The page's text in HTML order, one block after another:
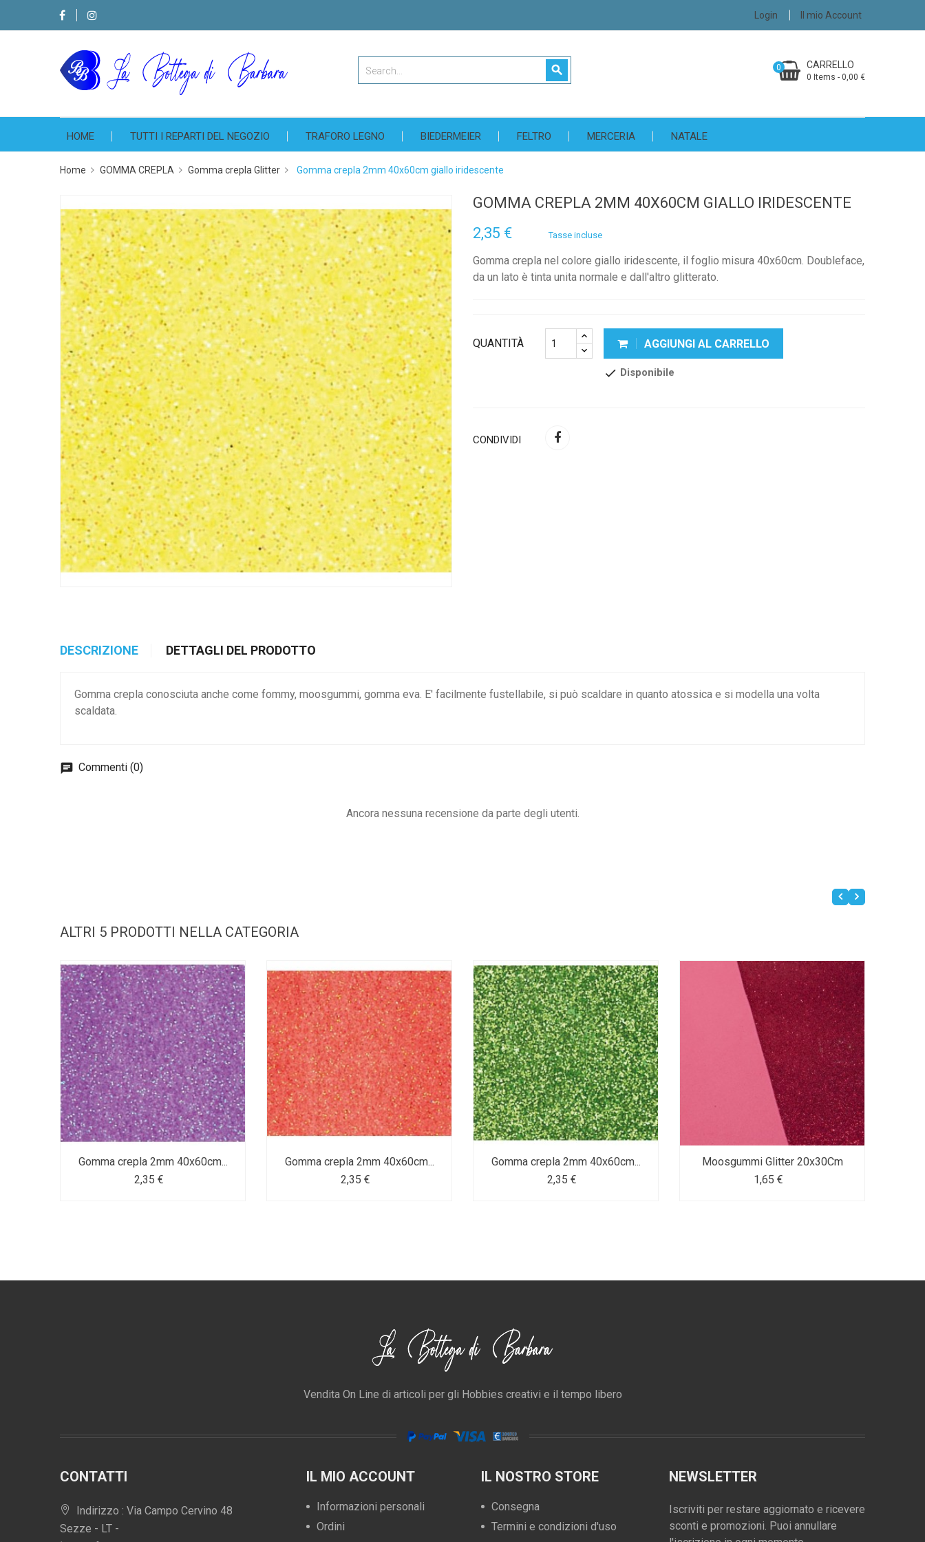
Login Il mio Account
search CARRELLO
0 Items - 0,00 €
0
HOME TUTTI I REPARTI DEL NEGOZIO TRAFORO LEGNO BIEDERMEIER FELTRO MERCERIA NATALE
Home GOMMA CREPLA Gomma crepla Glitter Gomma crepla 2mm 40x60cm giallo iridescente
GOMMA CREPLA 2MM 40X60CM GIALLO IRIDESCENTE
2,35 €
Tasse incluse
Gomma crepla nel colore giallo iridescente, il foglio misura 40x60cm. Doubleface,
da un lato è tinta unita normale e dall'altro glitterato.
QUANTITÀ AGGIUNGI AL CARRELLO
check Disponibile
CONDIVIDI
DESCRIZIONE DETTAGLI DEL PRODOTTO
Gomma crepla conosciuta anche come fommy, moosgummi, gomma eva. E' facilmente fustellabile, si può scaldare in quanto atossica e si modella una volta
scaldata.
Commenti (0)
Ancora nessuna recensione da parte degli utenti.
ALTRI 5 PRODOTTI NELLA CATEGORIA
Gomma crepla 2mm 40x60cm...
2,35 €
Gomma crepla 2mm 40x60cm...
2,35 €
Gomma crepla 2mm 40x60cm...
2,35 €
Moosgummi Glitter 20x30Cm
1,65 €
Vendita On Line di articoli per gli Hobbies creativi e il tempo libero
CONTATTI
Indirizzo : Via Campo Cervino 48
Sezze - LT -
IL MIO ACCOUNT
Informazioni personali
Ordini
IL NOSTRO STORE
Consegna
Termini e condizioni d'uso
NEWSLETTER
Iscriviti per restare aggiornato e ricevere
sconti e promozioni. Puoi annullare